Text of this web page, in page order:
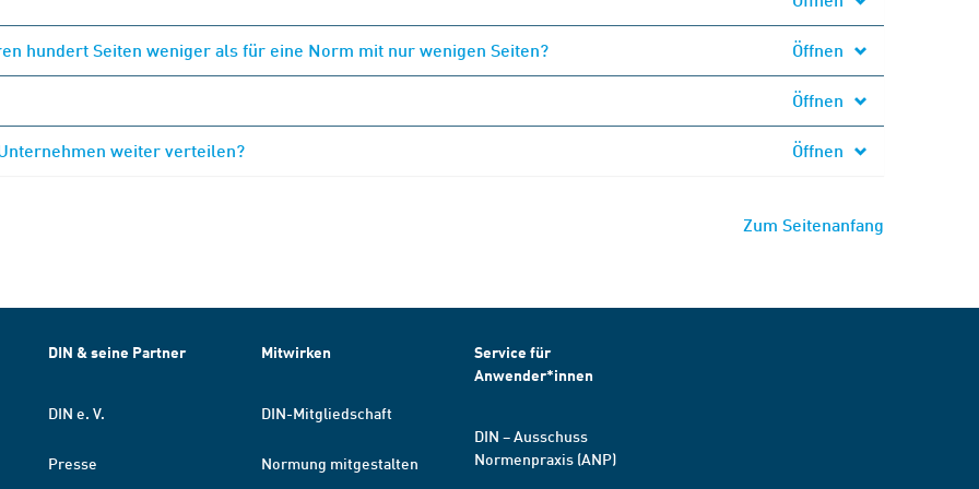
hundert Seiten weniger als für eine Norm mit nur wenigen Seiten? Öffnen
Öffnen
weiter verteilen? Öffnen
Zum Seitenanfang
DIN & seine Partner
DIN e. V.
Presse
Mitwirken
DIN-Mitgliedschaft
Normung mitgestalten
Service für
Anwender*innen
DIN – Ausschuss
Normenpraxis (ANP)